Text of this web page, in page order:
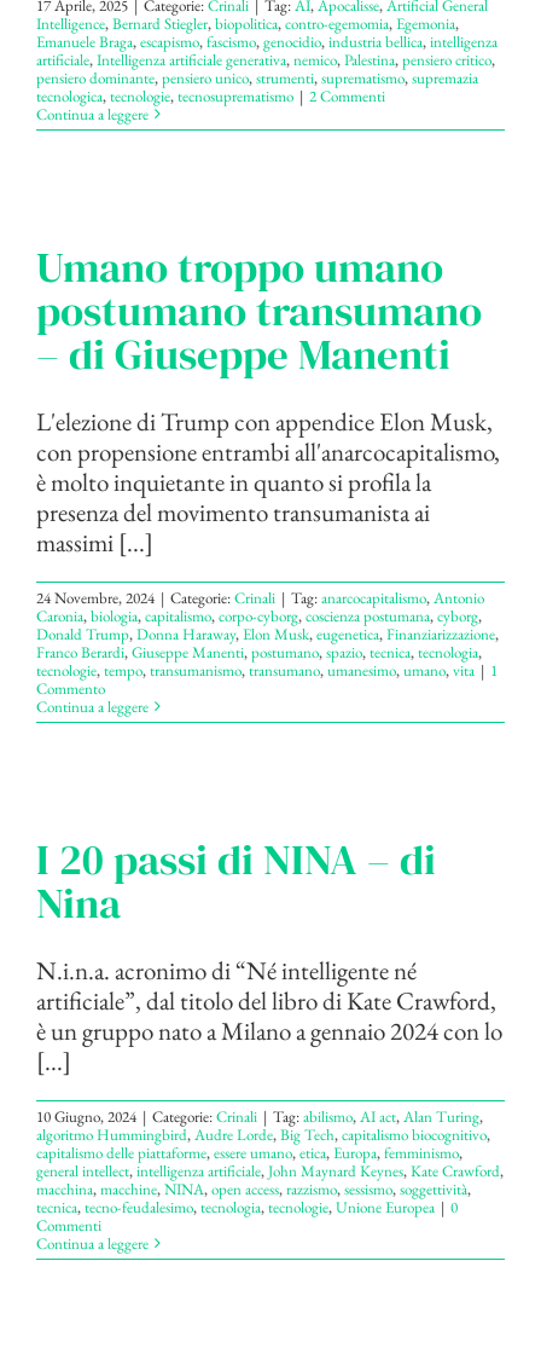
17 Aprile, 2025 Categorie:Crinali Tag:AI,Apocalisse,Artificial General
Intelligence,Bernard Stiegler,biopolitica,contro-egemomia,Egemonia,
Emanuele Braga,escapismo,fascismo,genocidio,industria bellica,intelligenza
artificiale,Intelligenza artificiale generativa,nemico,Palestina,pensiero critico,
pensiero dominante,pensiero unico,strumenti,suprematismo,supremazia
tecnologica,tecnologie,tecnosuprematismo | 2 Commenti
Continua a leggere
Umano troppo umano
postumano transumano
– di Giuseppe Manenti
L'elezione di Trump con appendice Elon Musk,
con propensione entrambi all'anarcocapitalismo,
è molto inquietante in quanto si profila la
presenza del movimento transumanista ai
massimi [...]
24 Novembre, 2024 | Categorie:Crinali | Tag:anarcocapitalismo,Antonio
Caronia,biologia,capitalismo,corpo-cyborg,coscienza postumana,cyborg,
Donald Trump,Donna Haraway,Elon Musk,eugenetica,Finanziarizzazione,
Franco Berardi,Giuseppe Manenti,postumano,spazio,tecnica,tecnologia,
tecnologie,tempo,transumanismo,transumano,umanesimo,umano,vita | 1
Commento
Continua a leggere
I 20 passi di NINA – di
Nina
N.i.n.a. acronimo di “Né intelligente né
artificiale”, dal titolo del libro di Kate Crawford,
è un gruppo nato a Milano a gennaio 2024 con lo
[...]
10 Giugno, 2024 | Categorie:Crinali | Tag:abilismo,AI act,Alan Turing,
algoritmo Hummingbird,Audre Lorde,Big Tech,capitalismo biocognitivo,
capitalismo delle piattaforme,essere umano,etica,Europa,femminismo,
general intellect,intelligenza artificiale,John Maynard Keynes,Kate Crawford,
macchina,macchine,NINA,open access,razzismo,sessismo,soggettività,
tecnica,tecno-feudalesimo,tecnologia,tecnologie,Unione Europea | 0
Commenti
Continua a leggere